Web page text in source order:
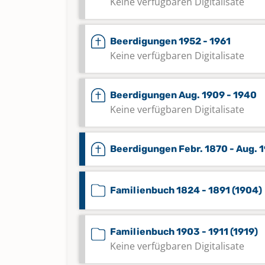
Beerdigungen 1952 - 1961
Keine verfügbaren Digitalisate
Beerdigungen Aug. 1909 - 1940
Keine verfügbaren Digitalisate
Beerdigungen Febr. 1870 - Aug.
Familienbuch 1824 - 1891 (1904)
Familienbuch 1903 - 1911 (1919)
Keine verfügbaren Digitalisate